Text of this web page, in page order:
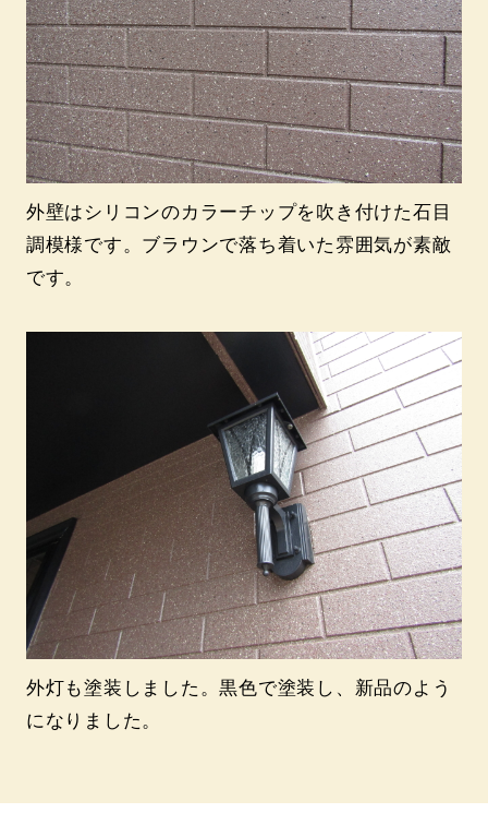
外壁はシリコンのカラーチップを吹き付けた石目
調模様です。ブラウンで落ち着いた雰囲気が素敵
です。
外灯も塗装しました。黒色で塗装し、新品のよう
になりました。